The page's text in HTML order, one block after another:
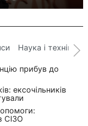
Наука і техніка
прибув до
ексочільників
СІЗО